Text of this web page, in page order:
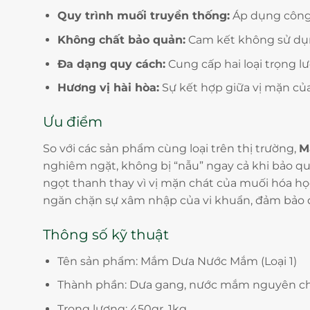
Quy trình muối truyền thống:Áp dụng
Không chất bảo quản:Cam kết không sử
Đa dạng quy cách:Cung cấp hai loại trọng
Hương vị hài hòa:Sự kết hợp giữa vị mặn
Ưu điểm
So với các sản phẩm cùng loại trên thị trường,
nghiêm ngặt, không bị “nẫu” ngay cả khi bảo
ngọt thanh thay vì vị mặn chát của muối hóa
ngăn chặn sự xâm nhập của vi khuẩn, đảm
Thông số kỹ thuật
Tên sản phẩm: Mắm Dưa Nước Mắm (Loại 1)
Thành phần: Dưa gang, nước mắm nguyên